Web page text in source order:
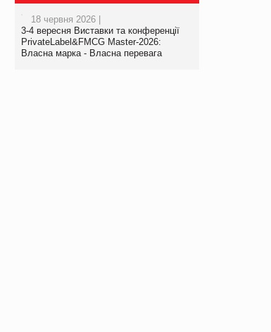
роздрібної торгівлі
www.trademaster.ua.
правила. Особливості.
18 червня 2026 |
3-4 вересня Виставки та конференції
PrivateLabel&FMCG Master-2026:
Власна марка - Власна перевага